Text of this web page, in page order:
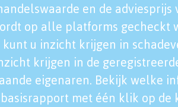
en de adviesprijs
op alle platforms gecheckt
u inzicht krijgen in
krijgen in de
eigenaren. Bekijk welke
met één klik op de